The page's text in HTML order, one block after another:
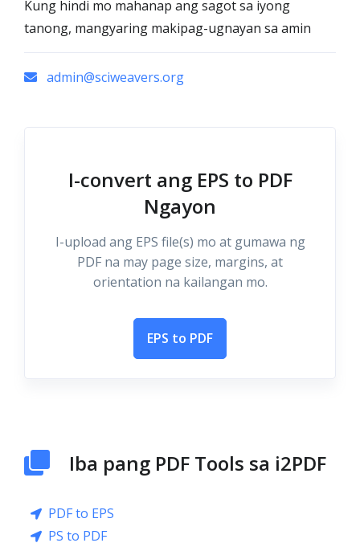
Kung hindi mo mahanap ang sagot sa iyong
tanong, mangyaring makipag-ugnayan sa amin
admin@sciweavers.org
I-convert ang EPS to PDF
Ngayon
I-upload ang EPS file(s) mo at gumawa ng
PDF na may page size, margins, at
orientation na kailangan mo.
EPS to PDF
Iba pang PDF Tools sa i2PDF
PDF to EPS
PS to PDF